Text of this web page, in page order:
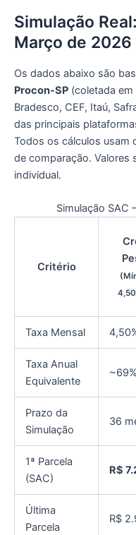
Simulação
Março de 2026
Os dados abaixo são
Procon-SP (coletada
Bradesco, CEF, Itaú,
das principais
Todos os cálculos usam
de comparação. Valores
individual.
Simulação
Critério
Taxa Mensal
Taxa Anual
Equivalente
Prazo da
Simulação
36
1ª Parcela
(SAC)
R$
Última
Parcela
R$